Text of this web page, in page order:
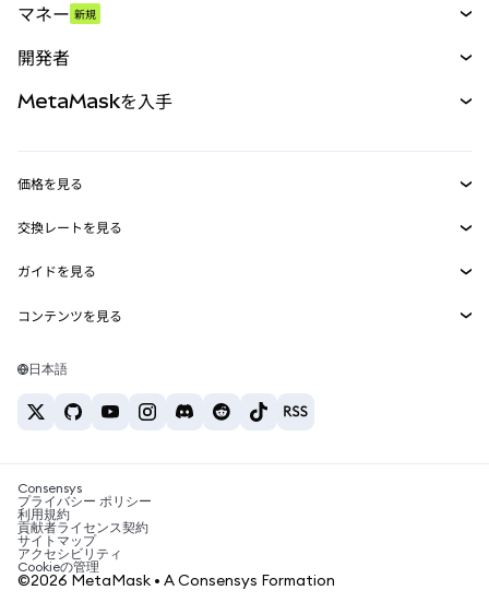
パーペチュアル
RWA
マネー 新規
開発者
MetaMask Connect
Snaps
Web3サービス
MetaMaskを入手
セキュリティ
サポート
キャリア
お問い合わせ
価格を見る
イーサリアムの価格
Solanaの価格
Tetherの価格
交換レートを見る
ETH→USD
USDT→INR
BTC→INR
ETH→USDT
ガイドを見る
ETHの購入
USDTの購入
SHIBの購入
BNBの購入
コンテンツを見る
Solanaウォレット
税制関連ニュース
暗号資産の購入方法は？
ビットコインを売るには？
日本語
Consensys
プライバシー ポリシー
利用規約
貢献者ライセンス契約
サイトマップ
アクセシビリティ
Cookieの管理
©2026 MetaMask • A Consensys Formation